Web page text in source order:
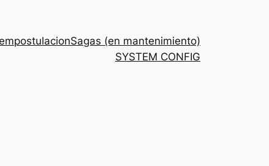
postulacionSagas (en mantenimiento)
SYSTEM CONFIG